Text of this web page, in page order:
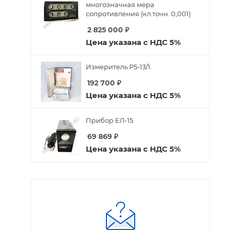
многозначная мера
сопротивления (кл.точн. 0,001)
2 825 000 ₽
Цена указана с НДС 5%
Измеритель Р5-13/1
192 700 ₽
Цена указана с НДС 5%
Прибор ЕЛ-15
69 869 ₽
Цена указана с НДС 5%